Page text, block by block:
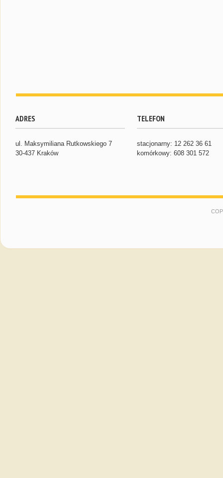
ADRES
ul. Maksymiliana Rutkowskiego 7
30-437 Kraków
TELEFON
stacjonarny: 12 262 36 61
komórkowy: 608 301 572